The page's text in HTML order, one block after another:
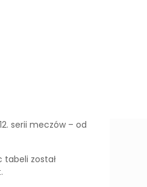
serii meczów – od
tabeli został